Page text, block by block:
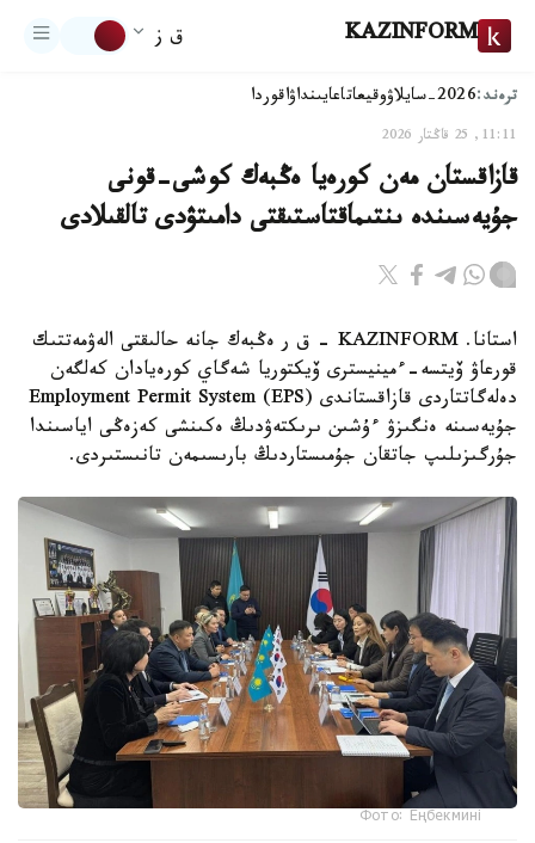
KAZINFORM ق ز
ترەند:2026-سايلاۋ وقيعاتاعايىنداۋاقوردا
11:11, 25 قاڭتار 2026
قازاقستان مەن كورەيا ەڭبەك كوشى-قونى
جۇيەسىندە ىنتىماقتاستىقتى دامىتۋدى تالقىلادى
استانا. KAZINFORM – ق ر ەڭبەك جانە حالىقتى الەۋمەتتىك
قورعاۋ ۆيتسە-ءمينيسترى ۆيكتوريا شەگاي كورەيادان كەلگەن
دەلەگاتتاردى قازاقستاندى Employment Permit System (EPS)
جۇيەسىنە ەنگىزۋ ءۇشىن ىرىكتەۋدىڭ ەكىنشى كەزەڭى اياسىندا
جۇرگىزىلىپ جاتقان جۇمىستاردىڭ بارىسىمەن تانىستىردى.
Фото: Еңбекмині